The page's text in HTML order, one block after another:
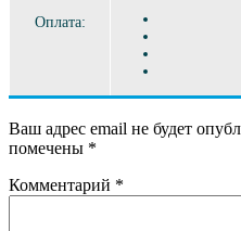
Оплата:
Ваш адрес email не будет
помечены *
Комментарий *